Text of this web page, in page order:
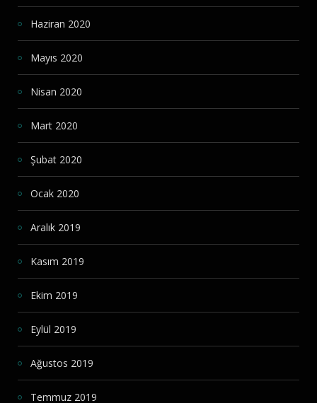
Haziran 2020
Mayıs 2020
Nisan 2020
Mart 2020
Şubat 2020
Ocak 2020
Aralık 2019
Kasım 2019
Ekim 2019
Eylül 2019
Ağustos 2019
Temmuz 2019